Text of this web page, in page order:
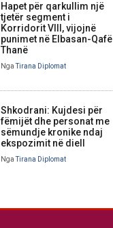
Hapet për qarkullim një
tjetër segment i
Korridorit VIII, vijojnë
punimet në Elbasan-Qafë
Thanë
Nga Tirana Diplomat
Shkodrani: Kujdesi për
fëmijët dhe personat me
sëmundje kronike ndaj
ekspozimit në diell
Nga Tirana Diplomat